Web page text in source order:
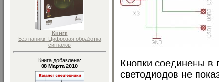
Книги
Без паники! Цифровая обработка
сигналов
Книга добавлена:
08 Марта 2010
Кнопки соединены в
светодиодов не